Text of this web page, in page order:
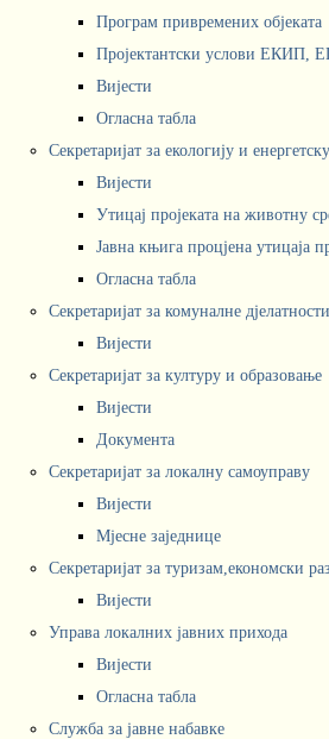
Програм привремених објеката
Пројектантски услови ЕКИП,
Вијести
Огласна табла
Секретаријат за екологију и
Вијести
Утицај пројеката на животну
Јавна књига процјена утицаја
Огласна табла
Секретаријат за комуналне дјелатности
Вијести
Секретаријат за културу и образовање
Вијести
Документа
Секретаријат за локалну самоуправу
Вијести
Мјесне заједнице
Секретаријат за туризам,економски
Вијести
Управа локалних јавних прихода
Вијести
Огласна табла
Служба за јавне набавке